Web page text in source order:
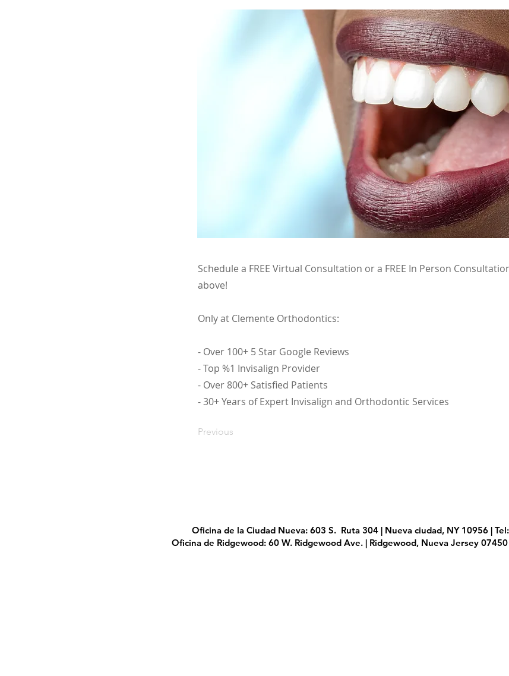
Schedule a FREE Virtual Consultation or a FREE In Person
above!
Only at Clemente Orthodontics:
- Over 100+ 5 Star Google Reviews
- Top %1 Invisalign Provider
- Over 800+ Satisfied Patients
- 30+ Years of Expert Invisalign and Orthodontic Services
Previous
Oficina de la Ciudad Nueva: 603 S. Ruta 304 | Nueva ciudad, NY 10956 |
Oficina de Ridgewood: 60 W. Ridgewood Ave. | Ridgewood, Nueva Jersey